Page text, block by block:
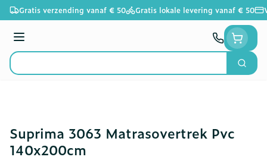
Ga naar de inhoud
Gratis verzending vanaf € 50 Gratis lokale levering vanaf € 50
Menu
Product, merk, categorie...
Zoek
Suprima 3063 Matrasovertrek Pvc
140x200cm